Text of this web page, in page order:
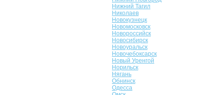
Нижний Тагил
Николаев
Новокузнецк
Новомосковск
Новороссийск
Новосибирск
Новоуральск
Новочебоксарск
Новый Уренгой
Норильск
Нягань
Обнинск
Одесса